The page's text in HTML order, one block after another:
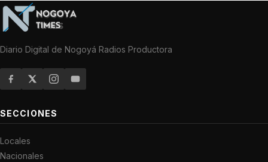
Diario Digital de Nogoyá Radios Productora
SECCIONES
Locales
Nacionales